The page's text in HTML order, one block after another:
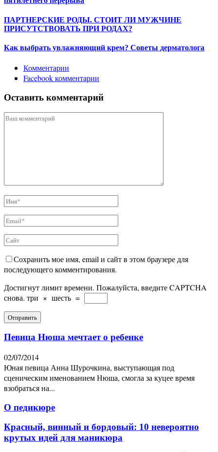
ПАРТНЕРСКИЕ РОДЫ. СТОИТ ЛИ МУЖЧИНЕ
ПРИСУТСТВОВАТЬ ПРИ РОДАХ?
Как выбрать увлажняющий крем? Советы дерматолога
Комментарии
Facebook комментарии
Оставить комментарий
Сохранить мое имя, email и сайт в этом браузере для
последующего комментирования.
Достигнут лимит времени. Пожалуйста, введите CAPTCHA
снова. три × шесть =
Певица Нюша мечтает о ребенке
02/07/2014
Юная певица Анна Шурочкина, выступающая под
сценическим именованием Нюша, смогла за куцее время
взобраться на...
О педикюре
Красный, винный и бордовый: 10 невероятно
крутых идей для маникюра